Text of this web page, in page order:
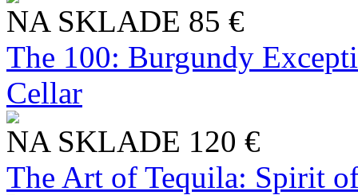
NA SKLADE 85 €
The 100: Burgundy
Cellar
NA SKLADE 120 €
The Art of Tequila: Spirit